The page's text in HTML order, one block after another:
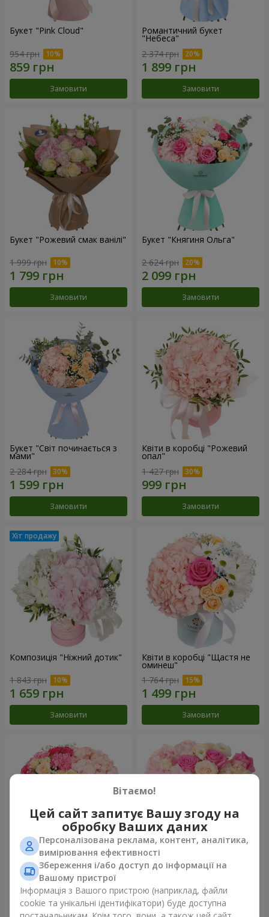
Букет "Pink Cloud"
954 грн
Замовити
Романтичний букет
"Небеса"
2 374 грн
Замовити
Букет "Рожевий смак ванілі"
1 999 грн
Замовити
Букет "Княгиня Ольга"
2 624 грн
Замовити
Букет "Світ починається з
мами"
2 284 грн
Замовити
Квіти в коробці "Рожевий
опал"
1 427 грн
Замовити
Композиція "Ніжний дотик"
1 843 грн
Замовити
Квіти в коробці "Щастя не
оминеш"
1 764 грн
Замовити
Квіти в коробці "Соломія"
2 332 грн
Композиція "Barbie"
2 799 грн
Вітаємо!
Цей сайт запитує Вашу згоду на
обробку Ваших даних
Персоналізована реклама, контент, аналітика,
вимірювання ефективності
Збереження і/або доступ до інформації на
Вашому пристрої
Інформація з Вашого пристрою (наприклад, файли
cookie та унікальні ідентифікатори) буде доступна